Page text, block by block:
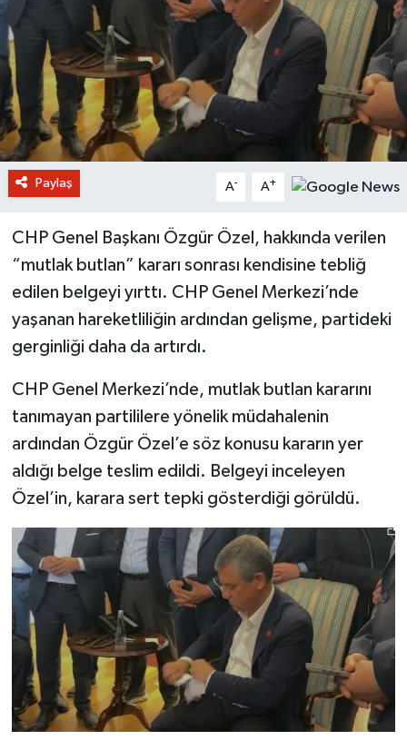
Paylaş A- A+
CHP Genel Başkanı Özgür Özel, hakkında verilen
“mutlak butlan” kararı sonrası kendisine tebliğ
edilen belgeyi yırttı. CHP Genel Merkezi’nde
yaşanan hareketliliğin ardından gelişme, partideki
gerginliği daha da artırdı.
CHP Genel Merkezi’nde, mutlak butlan kararını
tanımayan partililere yönelik müdahalenin
ardından Özgür Özel’e söz konusu kararın yer
aldığı belge teslim edildi. Belgeyi inceleyen
Özel’in, karara sert tepki gösterdiği görüldü.